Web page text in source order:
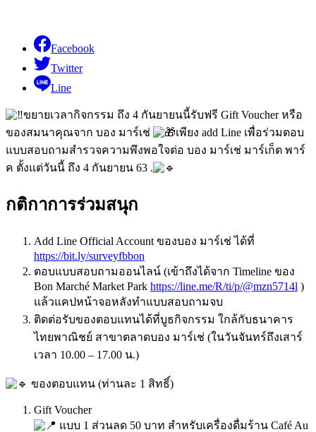
Facebook
Twitter
Line
ขยายเวลากิจกรรม ถึง 4 กันยายนนี้รับฟรี Gift Voucher หรือ
ของสมนาคุณจาก บอง มาร์เช่
เพียง add Line เพื่อร่วมตอบ
แบบสอบถามสำรวจความพึงพอใจต่อ บอง มาร์เช่ มาร์เก็ต พาร์
ค ตั้งแต่วันนี้ ถึง 4 กันยายน 63 .
กติกาการร่วมสนุก
Add Line Official Account ของบอง มาร์เช่ ได้ที่
https://bit.ly/surveyfbbon
ตอบแบบสอบถามออนไลน์ (เข้าถึงได้จาก Timeline ของ
Bon Marché Market Park https://line.me/R/ti/p/@mzn5714l )
แล้วแคปหน้าจอหลังทำแบบสอบถามจบ
ติดต่อรับของตอบแทนได้ที่บูธกิจกรรม ใกล้กับธนาคาร
ไทยพาณิชย์ สาขาตลาดบอง มาร์เช่ (ในวันจันทร์ถึงเสาร์
เวลา 10.00 – 17.00 น.)
ของตอบแทน (ท่านละ 1 สิทธิ์)
Gift Voucher
แบบ 1 ส่วนลด 50 บาท สำหรับเครื่องดื่มร้าน Café Au